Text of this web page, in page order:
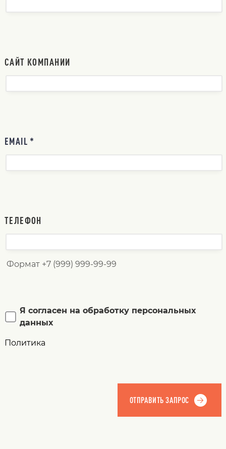
САЙТ КОМПАНИИ
EMAIL *
ТЕЛЕФОН
Формат +7 (999) 999-99-99
Я согласен на обработку персональных
данных
Политика